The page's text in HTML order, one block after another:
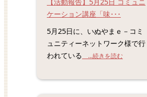
【活動報告】5月25日 コミュニ
ケーション講座「味･･･
5月25日に、いぬやまｅ－コミ
ュニティーネットワーク様で行
われている ...続きを読む